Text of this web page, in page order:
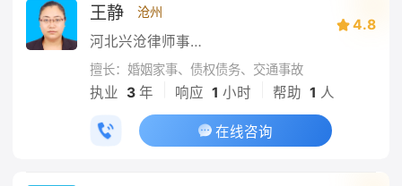
王静 沧州
河北兴沧律师事务所
4.8
擅长：婚姻家事、债权债务、交通事故
执业 3 年 响应 1 小时 帮助 1 人
在线咨询